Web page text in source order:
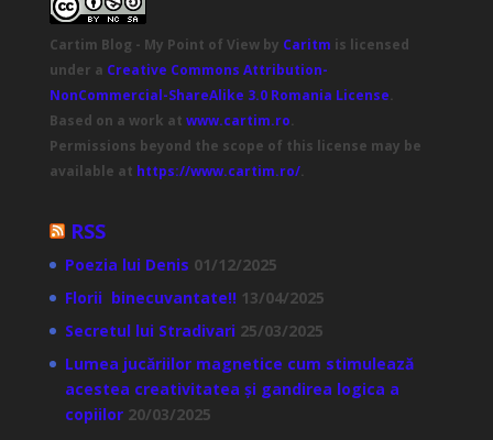
Cartim Blog - My Point of Viewby Caritm is licensed
under a Creative Commons Attribution-
NonCommercial-ShareAlike 3.0 Romania License.
Based on a work at www.cartim.ro.
Permissions beyond the scope of this license may be
available at https://www.cartim.ro/.
RSS
Poezia lui Denis 01/12/2025
Florii binecuvantate!! 13/04/2025
Secretul lui Stradivari 25/03/2025
Lumea jucăriilor magnetice cum stimulează
acestea creativitatea și gandirea logica a
copiilor 20/03/2025